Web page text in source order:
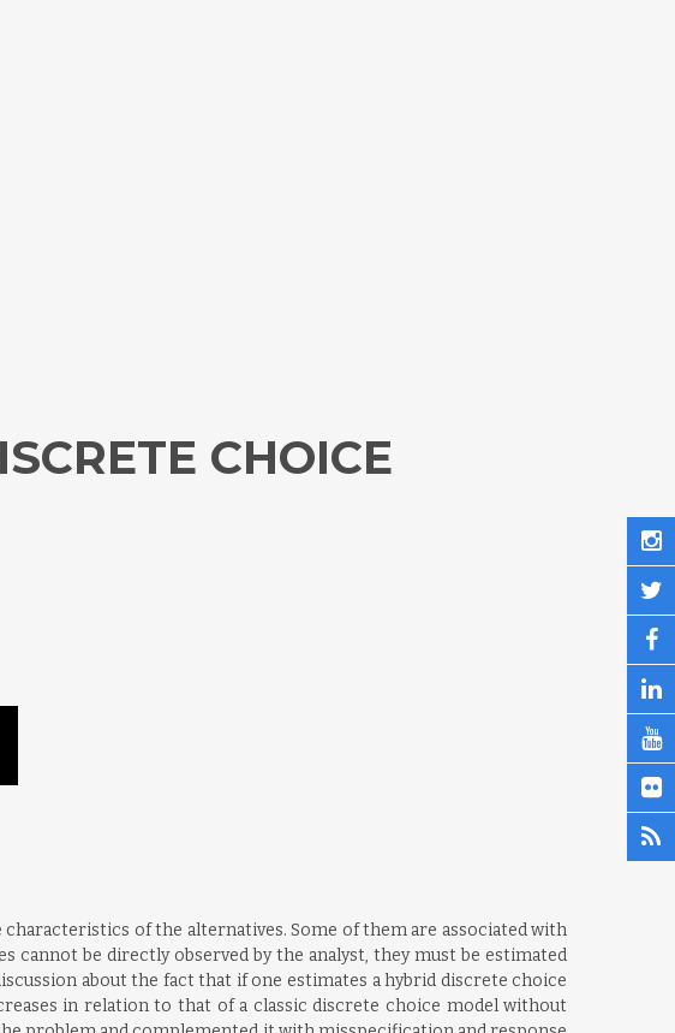
CHOICE
of the alternatives. Some of them are associated with
cannot be directly observed by the analyst, they must be estimated
about the fact that if one estimates a hybrid discrete choice
in relation to that of a classic discrete choice model without